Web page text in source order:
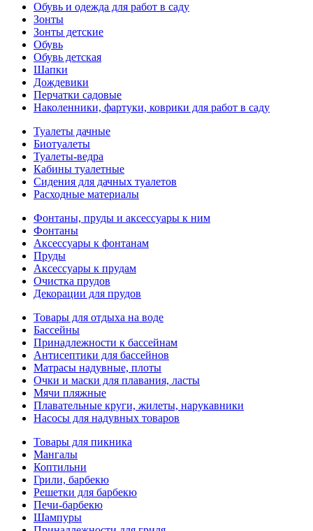
Обувь и одежда для работ в саду
Зонты
Зонты детские
Обувь
Обувь детская
Шапки
Дождевики
Перчатки садовые
Наколенники, фартуки, коврики для работ в саду
Туалеты дачные
Биотуалеты
Туалеты-ведра
Кабины туалетные
Сидения для дачных туалетов
Расходные материалы
Фонтаны, пруды и аксессуары к ним
Фонтаны
Аксессуары к фонтанам
Пруды
Аксессуары к прудам
Очистка прудов
Декорации для прудов
Товары для отдыха на воде
Бассейны
Принадлежности к бассейнам
Антисептики для бассейнов
Матраcы надувные, плоты
Очки и маски для плавания, ласты
Мячи пляжные
Плавательные круги, жилеты, нарукавники
Насосы для надувных товаров
Товары для пикника
Мангалы
Коптильни
Грили, барбекю
Решетки для барбекю
Печи-барбекю
Шампуры